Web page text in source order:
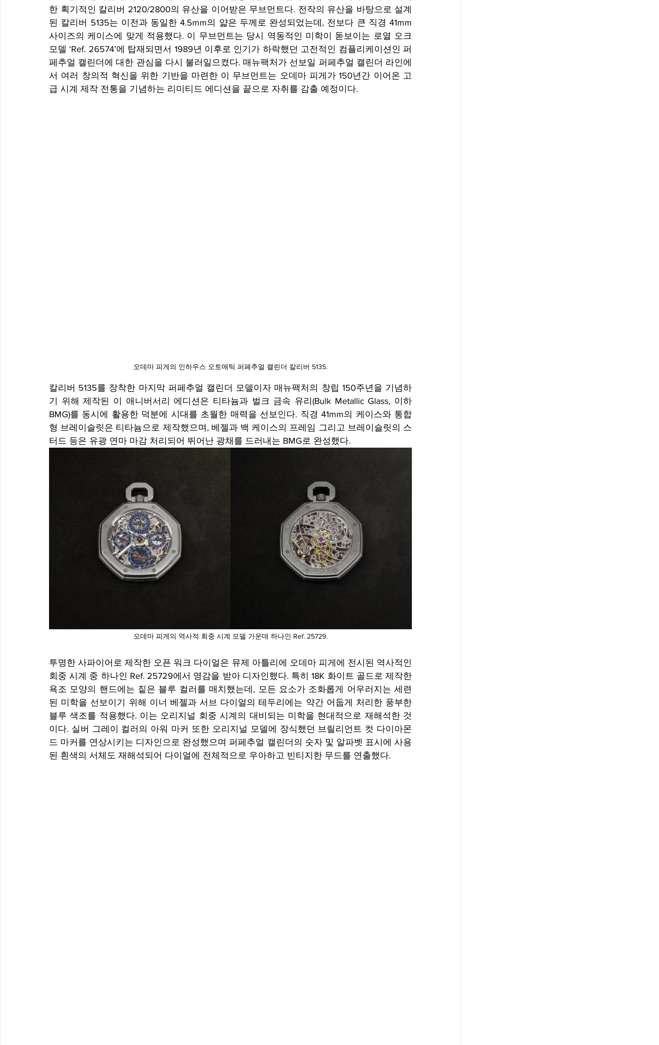
한 획기적인 칼리버 2120/2800의 유산을 이어받은 무브먼트다. 전작의 유산을 바탕으로 설계
된 칼리버 5135는 이전과 동일한 4.5mm의 얇은 두께로 완성되었는데, 전보다 큰 직경 41mm
사이즈의 케이스에 맞게 적용했다. 이 무브먼트는 당시 역동적인 미학이 돋보이는 로열 오크
모델 ‘Ref. 26574’에 탑재되면서 1989년 이후로 인기가 하락했던 고전적인 컴플리케이션인 퍼
페추얼 캘린더에 대한 관심을 다시 불러일으켰다. 매뉴팩처가 선보일 퍼페추얼 캘린더 라인에
서 여러 창의적 혁신을 위한 기반을 마련한 이 무브먼트는 오데마 피게가 150년간 이어온 고
급 시계 제작 전통을 기념하는 리미티드 에디션을 끝으로 자취를 감출 예정이다.
오데마 피게의 인하우스 오토매틱 퍼페추얼 캘린더 칼리버 5135.
칼리버 5135를 장착한 마지막 퍼페추얼 캘린더 모델이자 매뉴팩처의 창립 150주년을 기념하
기 위해 제작된 이 애니버서리 에디션은 티타늄과 벌크 금속 유리(Bulk Metallic Glass, 이하
BMG)를 동시에 활용한 덕분에 시대를 초월한 매력을 선보인다. 직경 41mm의 케이스와 통합
형 브레이슬릿은 티타늄으로 제작했으며, 베젤과 백 케이스의 프레임 그리고 브레이슬릿의 스
터드 등은 유광 연마 마감 처리되어 뛰어난 광채를 드러내는 BMG로 완성했다.
오데마 피게의 역사적 회중 시계 모델 가운데 하나인 Ref. 25729.
투명한 사파이어로 제작한 오픈 워크 다이얼은 뮤제 아틀리에 오데마 피게에 전시된 역사적인
회중 시계 중 하나인 Ref. 25729에서 영감을 받아 디자인했다. 특히 18K 화이트 골드로 제작한
욕조 모양의 핸드에는 짙은 블루 컬러를 매치했는데, 모든 요소가 조화롭게 어우러지는 세련
된 미학을 선보이기 위해 이너 베젤과 서브 다이얼의 테두리에는 약간 어둡게 처리한 풍부한
블루 색조를 적용했다. 이는 오리지널 회중 시계의 대비되는 미학을 현대적으로 재해석한 것
이다. 실버 그레이 컬러의 아워 마커 또한 오리지널 모델에 장식했던 브릴리언트 컷 다이아몬
드 마커를 연상시키는 디자인으로 완성했으며 퍼페추얼 캘린더의 숫자 및 알파벳 표시에 사용
된 흰색의 서체도 재해석되어 다이얼에 전체적으로 우아하고 빈티지한 무드를 연출했다.